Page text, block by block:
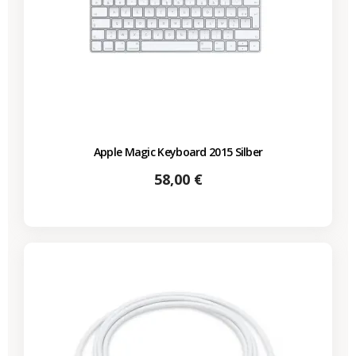
Apple Magic Keyboard 2015 Silber
Preis
58,00 €